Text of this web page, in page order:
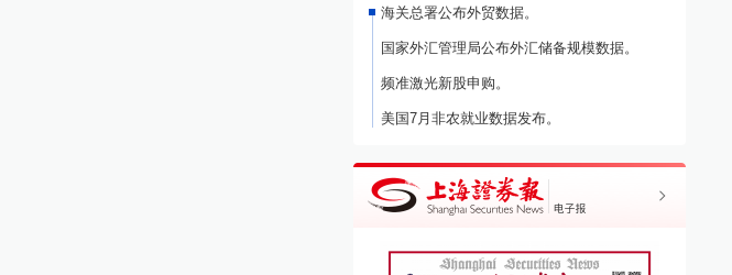
海关总署公布外贸数据。
国家外汇管理局公布外汇储备规模数据。
频准激光新股申购。
美国7月非农就业数据发布。